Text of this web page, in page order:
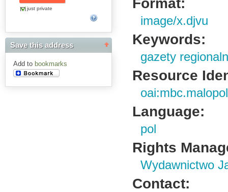
just private
Save this address
Add to bookmarks
image/x.djvu
Keywords:
gazety
Resource
Language:
pol
Rights
Wydawnictwo
Contact: